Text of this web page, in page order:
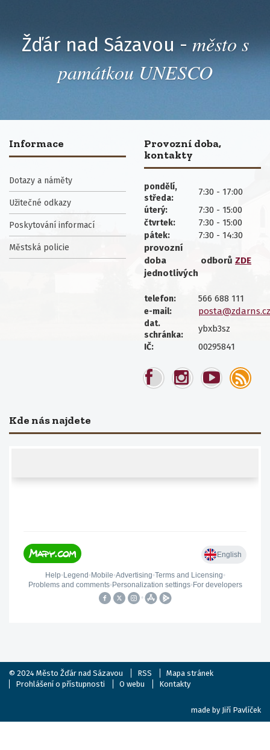
Žďár nad Sázavou - město s
památkou UNESCO
Informace
Dotazy a náměty
Užitečné odkazy
Poskytování informací
Městská policie
Provozní doba,
kontakty
pondělí,
středa:
7:30 - 17:00
úterý: 7:30 - 15:00
čtvrtek: 7:30 - 15:00
pátek:
7:30 - 14:30
provozní
doba
jednotlivých
odborů ZDE
telefon: 566 688 111
e-mail: posta@zdarns.cz
dat.
schránka:
ybxb3sz
IČ: 00295841
Kde nás najdete
© 2024 Město Žďár nad Sázavou RSS
Mapa stránek
Prohlášení o přístupnosti
O webu Kontakty
made by Jiří Pavlíček